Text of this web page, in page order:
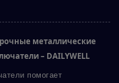
металлические
– DAILYWELL
помогает